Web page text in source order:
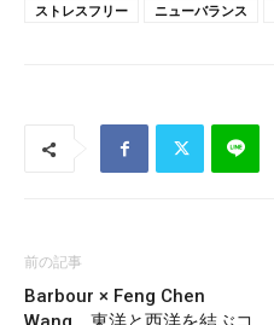
ストレスフリー
ニューバランス
前の記事
Barbour × Feng Chen